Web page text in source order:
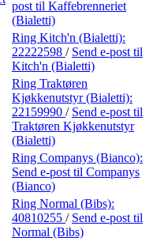
post til Kaffebrenneriet
(Bialetti)
Ring Kitch'n (Bialetti):
22222598 / Send e-post til
Kitch'n (Bialetti)
Ring Traktøren
Kjøkkenutstyr (Bialetti):
22159990 / Send e-post til
Traktøren Kjøkkenutstyr
(Bialetti)
Ring Companys (Bianco):
Send e-post til Companys
(Bianco)
Ring Normal (Bibs):
40810255 / Send e-post til
Normal (Bibs)